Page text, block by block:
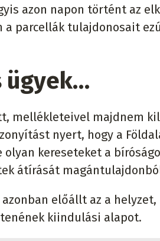
azon napon történt az
a parcellák tulajdonosait
ügyek…
mellékleteivel majdnem
nyert, hogy a
kereseteket a
átírását
előállt az a
kiindulási alapot.